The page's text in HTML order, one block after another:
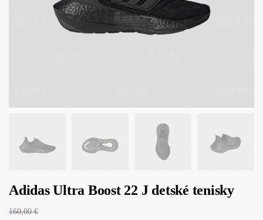
Adidas Ultra Boost 22 J detské tenisky
160,00€